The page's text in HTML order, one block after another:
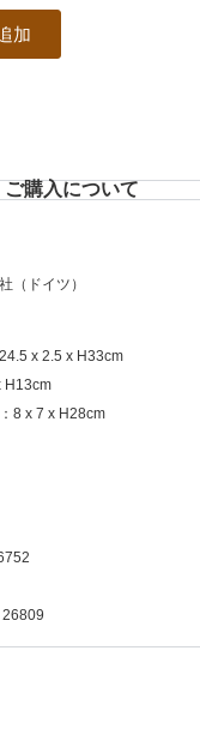
加
ご購入について
（ドイツ）
x 2.5 x H33cm
H13cm
8 x 7 x H28cm